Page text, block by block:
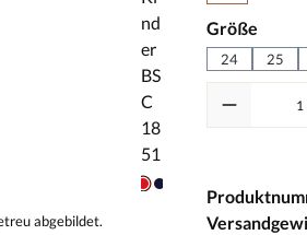
Größe
24 25